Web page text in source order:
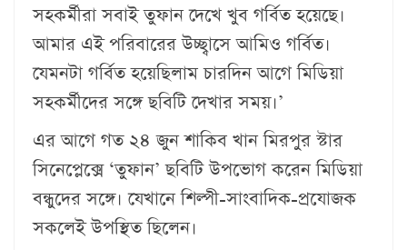
সহকর্মীরা সবাই তুফান দেখে খুব গর্বিত হয়েছে।
আমার এই পরিবারের উচ্ছ্বাসে আমিও গর্বিত।
যেমনটা গর্বিত হয়েছিলাম চারদিন আগে মিডিয়া
সহকর্মীদের সঙ্গে ছবিটি দেখার সময়।’
এর আগে গত ২৪ জুন শাকিব খান মিরপুর স্টার
সিনেপ্লেক্সে ‘তুফান’ ছবিটি উপভোগ করেন মিডিয়া
বন্ধুদের সঙ্গে। যেখানে শিল্পী-সাংবাদিক-প্রযোজক
সকলেই উপস্থিত ছিলেন।